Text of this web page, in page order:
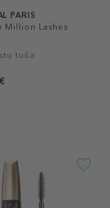
PARIS
Million Lashes
tuša